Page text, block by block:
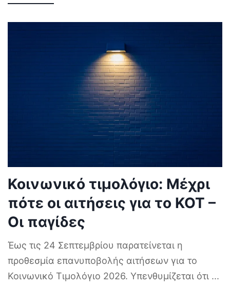
Κοινωνικό τιμολόγιο: Μέχρι
πότε οι αιτήσεις για το ΚΟΤ –
Οι παγίδες
Έως τις 24 Σεπτεμβρίου παρατείνεται η
προθεσμία επανυποβολής αιτήσεων για το
Κοινωνικό Τιμολόγιο 2026. Υπενθυμίζεται ότι ...